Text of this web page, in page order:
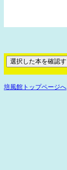
培風館トップページへ